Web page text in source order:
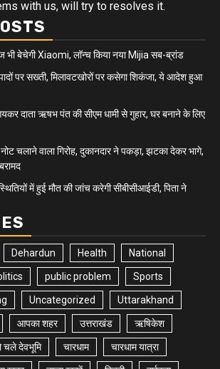
with us, will try to resolves it.
भी बेचेगी Xiaomi, लॉन्च किया नया Mijia सब-ब्रांड
पर सख्ती, मिलावटखोरों पर कसेगा शिकंजा, ये आदेश हुआ
दाता ऋषभ पंत की सीएम धामी से गुहार, घर बनाने के लिए
चलाने वाला गिरोह, दुकानदार ने पकड़ा, झटका देकर भागे,
में हुई मौत की जांच करेगी सीबीसीआईडी, पिता ने
Dehardun Health National
public problem Sports
Uncategorized Uttarakhand
आपका शहर उत्तराखंड ऋषिकेश
चले देवभूमि चारधाम चारधाम यात्रा